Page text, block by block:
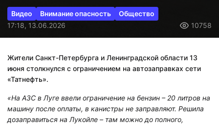
Видео Внимание опасность
Общество
17:18, 13.06.2026
10758
Жители Санкт-Петербурга и Ленинградской области 13
июня столкнулся с ограничением на автозаправках сети
«Татнефть».
«На АЗС в Луге ввели ограничение на бензин – 20 литров на
машину после оплаты, в канистры не заправляют. Решила
дозаправиться на Лукойле – там можно до полного,